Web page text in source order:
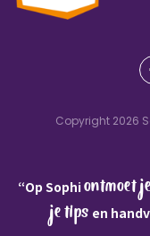
Copyright 2026
“Op Sophiontmoet
je tips en